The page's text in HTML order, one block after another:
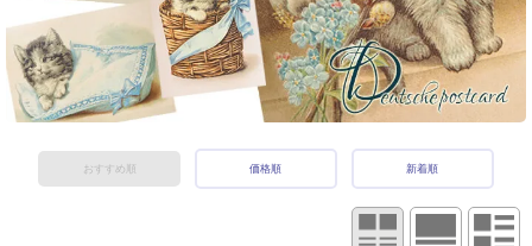
おすすめ順 価格順 新着順